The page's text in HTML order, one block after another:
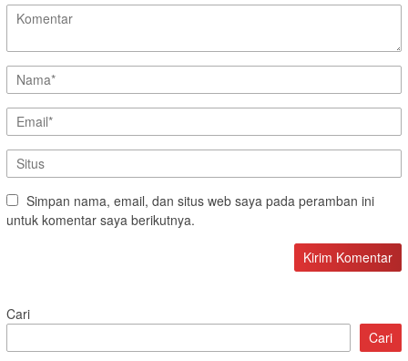
Simpan nama, email, dan situs web saya pada peramban ini
untuk komentar saya berikutnya.
Cari
Cari